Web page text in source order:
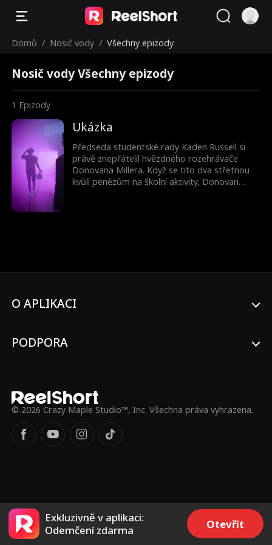
Domů / Nosič vody / Všechny epizody
Nosič vody Všechny epizody
1 Epizody
Ukázka
Předseda studentské rady Kaden Russell si
právě znepřátelil hvězdného rozehrávače
Donovana Millera. Když se tito dva střetnou
kvůli penězům na školní aktivity, Donovan
nečekal, a když se jejich rivalita změní v
co všechno jsou ochotni pro lásku riskovat.
O APLIKACI
PODPORA
© 2026 Crazy Maple Studio™, Inc. Všechna práva vyhrazena.
Exkluzivně v aplikaci:
Odemčení zdarma
Otevřít